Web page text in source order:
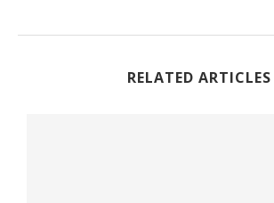
RELATED ARTICLES